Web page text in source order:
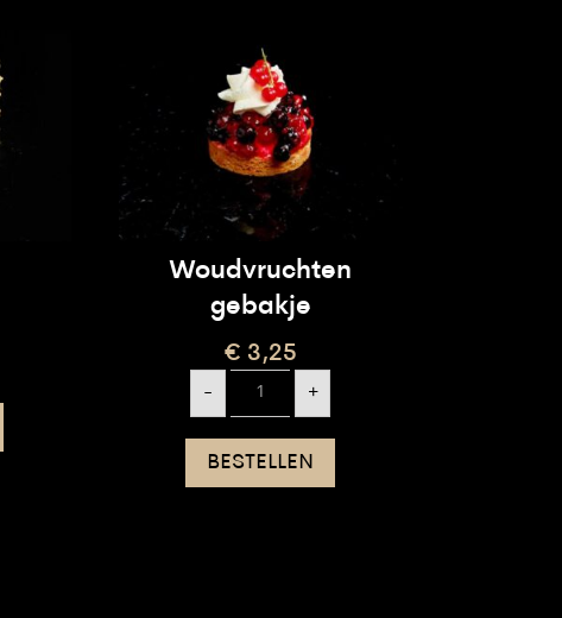
Woudvruchten
gebakje
€ 3,25
-
gebakje
aantal
+
BESTELLEN